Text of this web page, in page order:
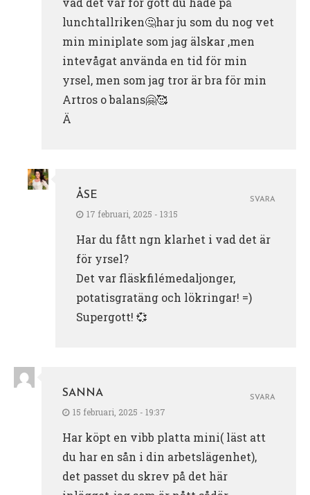
lunchtallriken🤔har ju som du nog vet
min miniplate som jag älskar ,men
intevågat använda en tid för min
yrsel, men som jag tror är bra för min
Artros o balans🤗🥰
Ä
ÅSE
17 februari, 2025 - 13:15
Har du fått ngn klarhet i vad det är
för yrsel?
Det var fläskfilémedaljonger,
potatisgratäng och lökringar! =)
Supergott! 💞
SVARA
SANNA
15 februari, 2025 - 19:37
Har köpt en vibb platta mini( läst att
du har en sån i din arbetslägenhet),
det passet du skrev på det här
SVARA